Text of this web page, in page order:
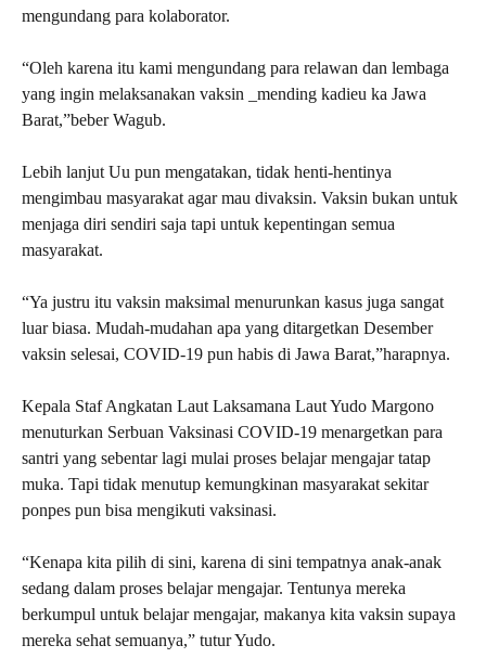
mengundang para kolaborator.
“Oleh karena itu kami mengundang para relawan dan lembaga
yang ingin melaksanakan vaksin _mending kadieu ka Jawa
Barat,”beber Wagub.
Lebih lanjut Uu pun mengatakan, tidak henti-hentinya
mengimbau masyarakat agar mau divaksin. Vaksin bukan untuk
menjaga diri sendiri saja tapi untuk kepentingan semua
masyarakat.
“Ya justru itu vaksin maksimal menurunkan kasus juga sangat
luar biasa. Mudah-mudahan apa yang ditargetkan Desember
vaksin selesai, COVID-19 pun habis di Jawa Barat,”harapnya.
Kepala Staf Angkatan Laut Laksamana Laut Yudo Margono
menuturkan Serbuan Vaksinasi COVID-19 menargetkan para
santri yang sebentar lagi mulai proses belajar mengajar tatap
muka. Tapi tidak menutup kemungkinan masyarakat sekitar
ponpes pun bisa mengikuti vaksinasi.
“Kenapa kita pilih di sini, karena di sini tempatnya anak-anak
sedang dalam proses belajar mengajar. Tentunya mereka
berkumpul untuk belajar mengajar, makanya kita vaksin supaya
mereka sehat semuanya,” tutur Yudo.